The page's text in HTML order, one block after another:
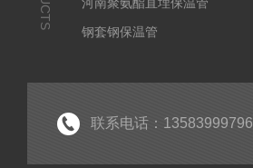
钢套钢保温管
安徽聚氨酯直埋保温管
联系电话：13583999796